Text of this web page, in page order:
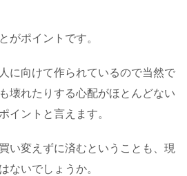
がポイントです。
に向けて作られているので当然で
壊れたりする心配がほとんどない
イントと言えます。
い変えずに済むということも、現
ないでしょうか。